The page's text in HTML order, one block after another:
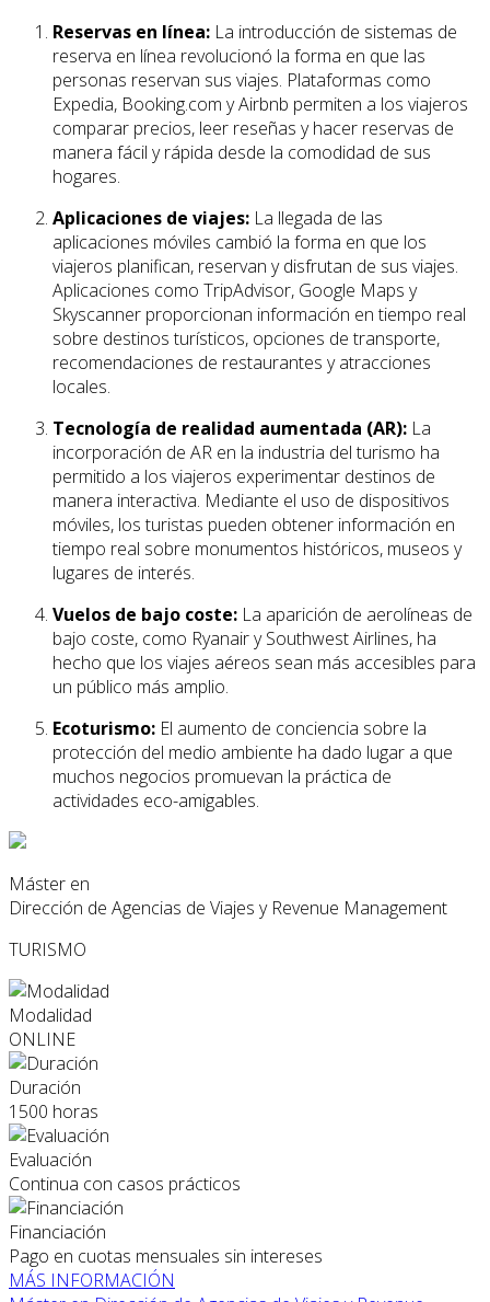
Reservas en línea: La introducción de sistemas de
reserva en línea revolucionó la forma en que las
personas reservan sus viajes. Plataformas como
Expedia, Booking.com y Airbnb permiten a los viajeros
comparar precios, leer reseñas y hacer reservas de
manera fácil y rápida desde la comodidad de sus
hogares.
Aplicaciones de viajes: La llegada de las
aplicaciones móviles cambió la forma en que los
viajeros planifican, reservan y disfrutan de sus viajes.
Aplicaciones como TripAdvisor, Google Maps y
Skyscanner proporcionan información en tiempo real
sobre destinos turísticos, opciones de transporte,
recomendaciones de restaurantes y atracciones
locales.
Tecnología de realidad aumentada (AR): La
incorporación de AR en la industria del turismo ha
permitido a los viajeros experimentar destinos de
manera interactiva. Mediante el uso de dispositivos
móviles, los turistas pueden obtener información en
tiempo real sobre monumentos históricos, museos y
lugares de interés.
Vuelos de bajo coste: La aparición de aerolíneas de
bajo coste, como Ryanair y Southwest Airlines, ha
hecho que los viajes aéreos sean más accesibles para
un público más amplio.
Ecoturismo: El aumento de conciencia sobre la
protección del medio ambiente ha dado lugar a que
muchos negocios promuevan la práctica de
actividades eco-amigables.
Máster en
Dirección de Agencias de Viajes y Revenue Management
TURISMO
Modalidad
ONLINE
Duración
1500 horas
Evaluación
Continua con casos prácticos
Financiación
Pago en cuotas mensuales sin intereses
MÁS INFORMACIÓN